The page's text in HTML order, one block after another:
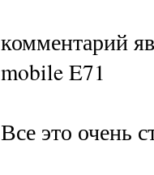
комментарий
mobile E71
Все это очень